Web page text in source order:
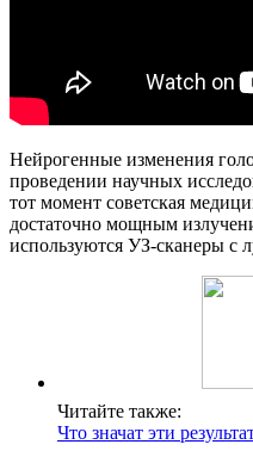
Нейрогенные изменения
проведении научных
тот момент советская
достаточно мощным
используются УЗ-сканеры с
Читайте также:
Что значат эти